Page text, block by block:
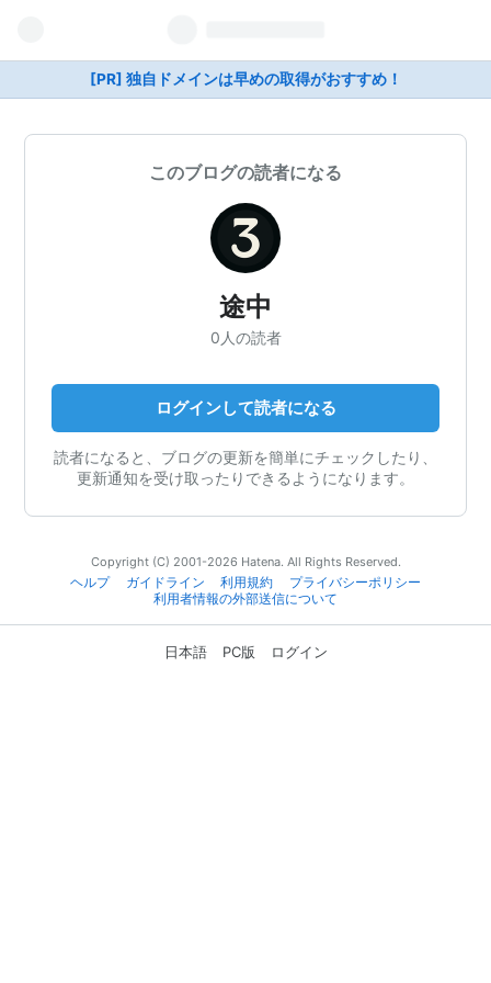
[PR] 独自ドメインは早めの取得がおすすめ！
このブログの読者になる
途中
0人の読者
ログインして読者になる
読者になると、ブログの更新を簡単にチェックしたり、
更新通知を受け取ったりできるようになります。
Copyright (C) 2001-2026 Hatena. All Rights Reserved.
ヘルプ
ガイドライン 利用規約
プライバシーポリシー
利用者情報の外部送信について
日本語 PC版 ログイン